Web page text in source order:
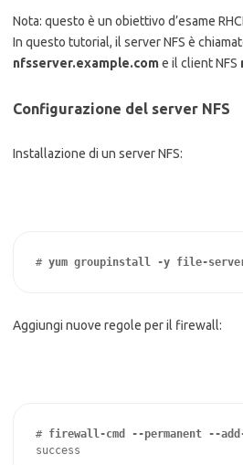
Nota: questo è un obiettivo d’esame
In questo tutorial, il server NFS è
nfsserver.example.come il client NFS
Configurazione del server NFS
Installazione di un server NFS:
# yum groupinstall -y file-
Aggiungi nuove regole per il firewall:
# firewall-cmd --permanent --
success